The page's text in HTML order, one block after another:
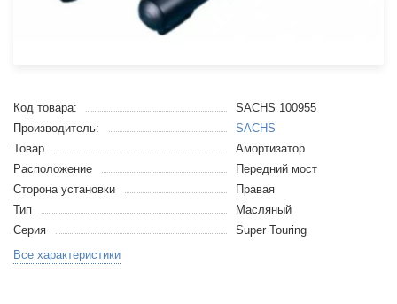
Код товара:
SACHS 100955
Производитель:
SACHS
Товар
Амортизатор
Расположение
Передний мост
Сторона установки
Правая
Тип
Масляный
Серия
Super Touring
Все характеристики